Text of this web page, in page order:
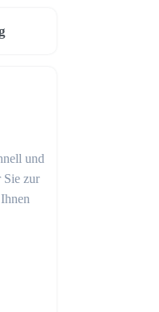
und
Sie zur